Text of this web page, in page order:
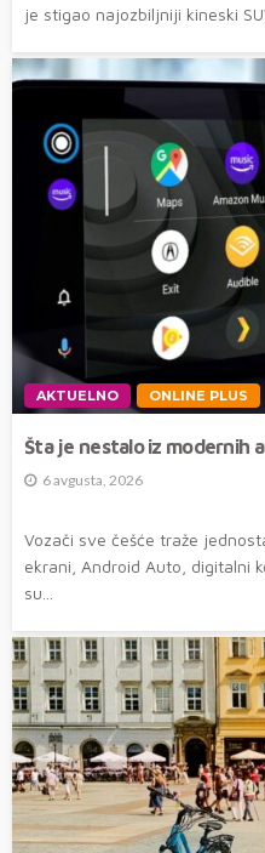
je stigao najozbiljniji kineski
AKTUELNO ONLINE PLUS
Šta je nestalo iz modernih
6 avgusta, 2026
Vozači sve češće traže
ekrani, Android Auto, digitalni
su...